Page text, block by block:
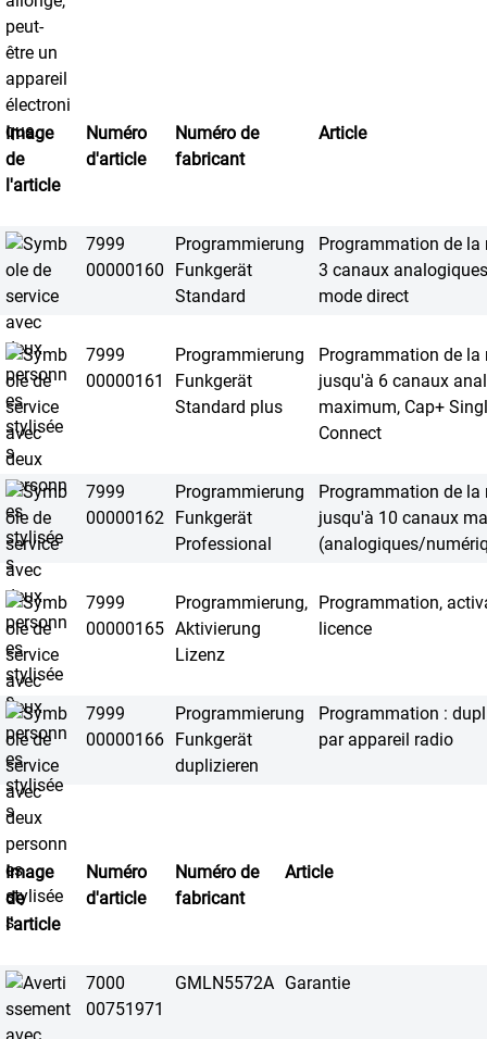
Image
de
l'article
Numéro
d'article
Numéro de
fabricant
Article
7999
00000160
Programmierung
Funkgerät
Standard
Programmation de la
3 canaux
mode direct
7999
00000161
Programmierung
Funkgerät
Standard plus
Programmation de la
jusqu'à 6 canaux
maximum, Cap+
Connect
7999
00000162
Programmierung
Funkgerät
Professional
Programmation de la
jusqu'à 10 canaux
(analogiques/
7999
00000165
Programmierung,
Aktivierung
Lizenz
Programmation,
licence
7999
00000166
Programmierung
Funkgerät
duplizieren
Programmation :
par appareil radio
Image
de
l'article
Numéro
d'article
Numéro de
fabricant
Article
7000
00751971
GMLN5572A Garantie